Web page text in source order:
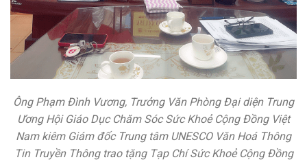
Ông Phạm Đình Vương, Trưởng Văn Phòng Đại diện Trung
Ương Hội Giáo Dục Chăm Sóc Sức Khoẻ Cộng Đồng Việt
Nam kiêm Giám đốc Trung tâm UNESCO Văn Hoá Thông
Tin Truyền Thông trao tặng Tạp Chí Sức Khoẻ Cộng Đồng